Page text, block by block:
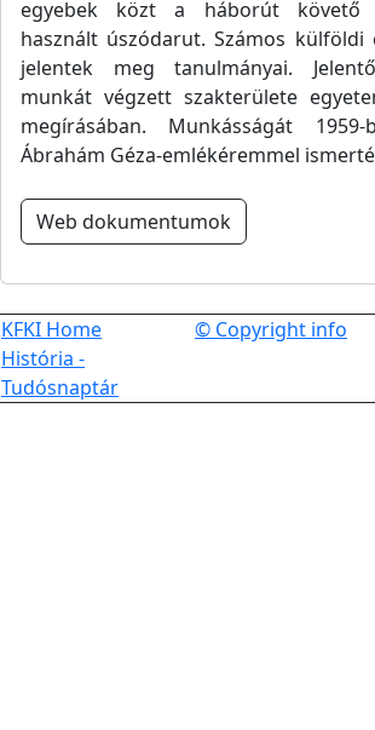
egyebek közt a háborút követő
használt úszódarut. Számos külföldi
jelentek meg tanulmányai.
munkát végzett szakterülete
megírásában. Munkásságát
Ábrahám Géza-emlékéremmel
Web dokumentumok
KFKI Home
História -
Tudósnaptár
© Copyright info